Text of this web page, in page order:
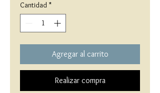
Cantidad *
Agregar al carrito
Realizar compra